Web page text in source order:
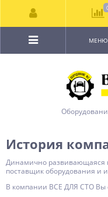
МЕНЮ
История
Динамично развивающаяся
поставщик оборудования и
В компании ВСЕ ДЛЯ СТО Вы